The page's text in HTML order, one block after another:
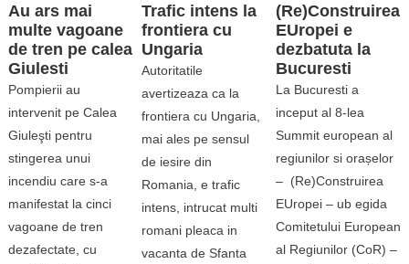
Au ars mai
multe vagoane
de tren pe calea
Giulesti
Pompierii au
intervenit pe Calea
Giuleşti pentru
stingerea unui
incendiu care s-a
manifestat la cinci
vagoane de tren
dezafectate, cu
Trafic intens la
frontiera cu
Ungaria
Autoritatile
avertizeaza ca la
frontiera cu Ungaria,
mai ales pe sensul
de iesire din
Romania, e trafic
intens, intrucat multi
romani pleaca in
vacanta de Sfanta
(Re)Construirea
EUropei e
dezbatuta la
Bucuresti
La Bucuresti a
inceput al 8-lea
Summit european al
regiunilor si orașelor
– (Re)Construirea
EUropei – ub egida
Comitetului European
al Regiunilor (CoR) –